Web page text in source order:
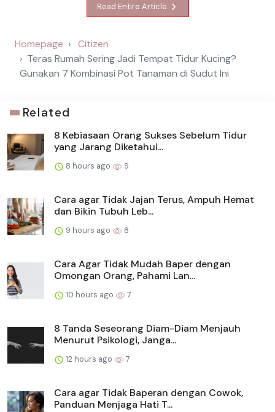
Read Entire Article
Homepage
Citizen
Teras Rumah Sering Jadi Tempat Tidur Kucing?
Gunakan 7 Kombinasi Pot Tanaman di Sudut Ini
Related
8 Kebiasaan Orang Sukses Sebelum Tidur
yang Jarang Diketahui...
8 hours ago 9
Cara agar Tidak Jajan Terus, Ampuh Hemat
dan Bikin Tubuh Leb...
9 hours ago 8
Cara Agar Tidak Mudah Baper dengan
Omongan Orang, Pahami Lan...
10 hours ago 7
8 Tanda Seseorang Diam-Diam Menjauh
Menurut Psikologi, Janga...
12 hours ago 7
Cara agar Tidak Baperan dengan Cowok,
Panduan Menjaga Hati T...